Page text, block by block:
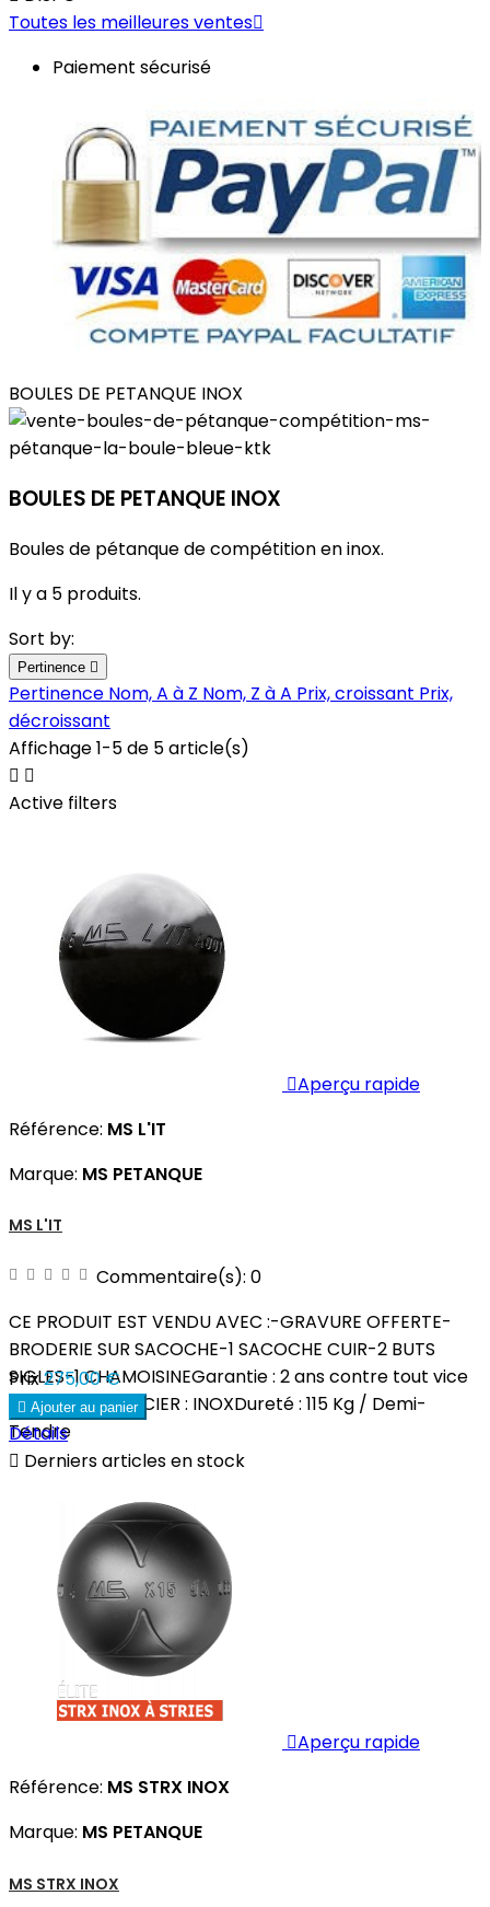
Toutes les meilleures ventes
Paiement sécurisé
BOULES DE PETANQUE INOX
BOULES DE PETANQUE INOX
Boules de pétanque de compétition en inox.
Il y a 5 produits.
Sort by:
Pertinence 
Pertinence Nom, A à Z Nom, Z à A Prix, croissant Prix,
décroissant
Affichage 1-5 de 5 article(s)
 
Active filters
Aperçu rapide
Référence: MS L'IT
Marque: MS PETANQUE
MS L'IT
Commentaire(s): 0
CE PRODUIT EST VENDU AVEC :-GRAVURE OFFERTE-
BRODERIE SUR SACOCHE-1 SACOCHE CUIR-2 BUTS
SIGLES-1 CHAMOISINEGarantie : 2 ans contre tout vice
de fabricationACIER : INOXDureté : 115 Kg / Demi-
Tendre
Prix275,00 €
 Ajouter au panier
Détails
 Derniers articles en stock
Aperçu rapide
Référence: MS STRX INOX
Marque: MS PETANQUE
MS STRX INOX